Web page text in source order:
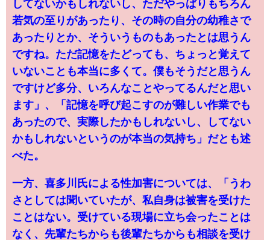
してないかもしれないし、ただやっぱりもちろん
若気の至りがあったり、その時の自分の幼稚さで
あったりとか、そういうものもあったとは思うん
ですね。ただ記憶をたどっても、ちょっと覚えて
いないことも本当に多くて。僕もそうだと思うん
ですけど多分、いろんなことやってるんだと思い
ます」、「記憶を呼び起こすのが難しい作業でも
あったので、実際したかもしれないし、してない
かもしれないというのが本当の気持ち」だとも述
べた。
一方、喜多川氏による性加害については、「うわ
さとしては聞いていたが、私自身は被害を受けた
ことはない。受けている現場に立ち会ったことは
なく、先輩たちからも後輩たちからも相談を受け